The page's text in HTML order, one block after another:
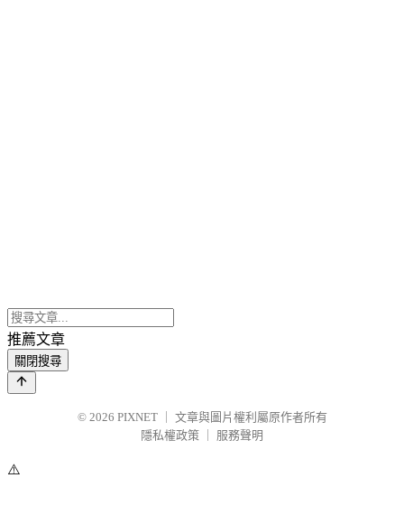
推薦文章
關閉搜尋
© 2026 PIXNET
文章與圖片權利屬原作者所有
隱私權政策
服務聲明
⚠️